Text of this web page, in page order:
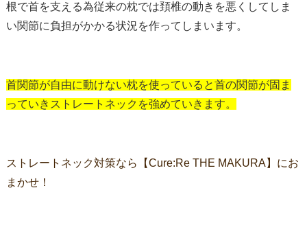
根で首を支える為従来の枕では頚椎の動きを悪くしてしま
い関節に負担がかかる状況を作ってしまいます。
首関節が自由に動けない枕を使っていると首の関節が固ま
っていきストレートネックを強めていきます。
ストレートネック対策なら【Cure:Re THE MAKURA】にお
まかせ！